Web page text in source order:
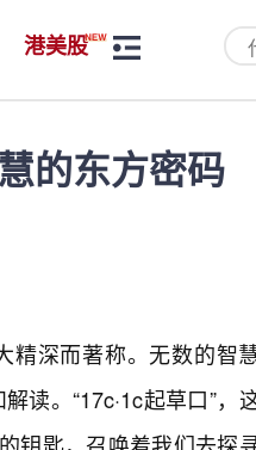
港美股
的东方密码
精深而著称。无数的智
读。“17c·1c起草口”，